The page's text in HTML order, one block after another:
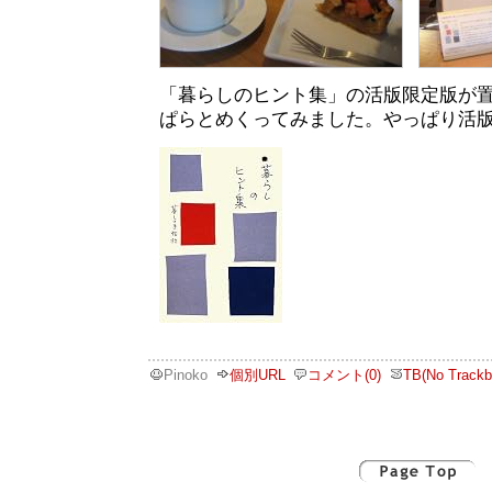
「暮らしのヒント集」の活版限定版が
ぱらとめくってみました。やっぱり活
Pinoko 個別URL コメント(0) TB(No